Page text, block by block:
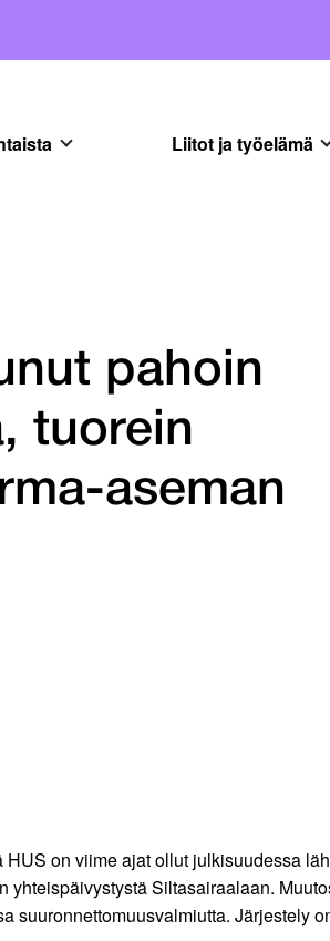
Liitot ja työelämä
pahoin
tuorein
aseman
on viime ajat ollut julkisuudessa
Siltasairaalaan.
Järjestely